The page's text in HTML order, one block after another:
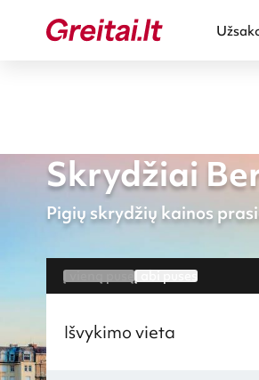
Skrydžiai
Pigių skrydžių kainos
Į vieną pusęĮ abi puses
Išvykimo vieta